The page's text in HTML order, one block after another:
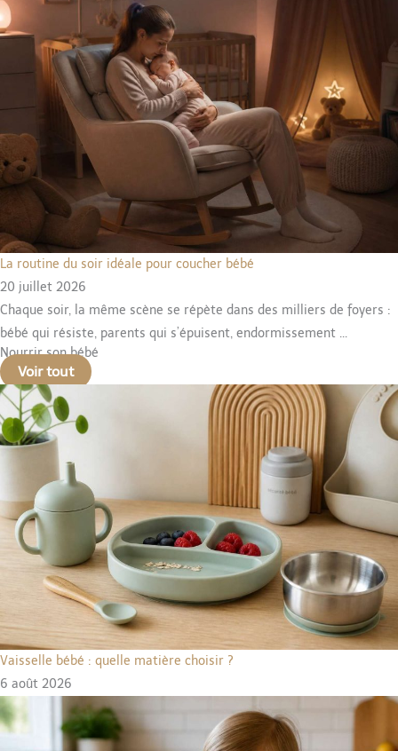
La routine du soir idéale pour coucher bébé
20 juillet 2026
Chaque soir, la même scène se répète dans des milliers de foyers :
bébé qui résiste, parents qui s’épuisent, endormissement ...
Nourrir son bébé
Voir tout
Vaisselle bébé : quelle matière choisir ?
6 août 2026